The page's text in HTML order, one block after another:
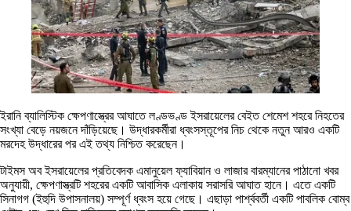
ইরানি ব্যালিস্টিক ক্ষেপণাস্ত্রের আঘাতে লণ্ডভণ্ড ইসরায়েলের বেইত শেমেশ শহরে নিহতের
সংখ্যা বেড়ে নয়জনে দাঁড়িয়েছে। উদ্ধারকর্মীরা ধ্বংসস্তূপের নিচ থেকে নতুন আরও একটি
মরদেহ উদ্ধারের পর এই তথ্য নিশ্চিত করেছেন।
টাইমস অব ইসরায়েলের প্রতিবেদক এমানুয়েল ফ্যাবিয়ান ও লাজার বারম্যানের পাঠানো খবর
অনুযায়ী, ক্ষেপণাস্ত্রটি শহরের একটি আবাসিক এলাকায় সরাসরি আঘাত হানে। এতে একটি
সিনাগগ (ইহুদি উপাসনালয়) সম্পূর্ণ ধ্বংস হয়ে গেছে। এছাড়া পার্শ্ববর্তী একটি পাবলিক বোম্ব